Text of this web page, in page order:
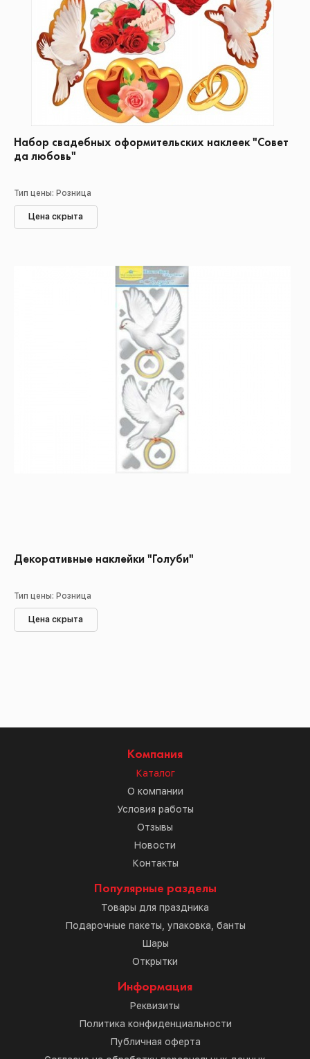
Набор свадебных оформительских наклеек "Совет
да любовь"
Тип цены: Розница
Цена скрыта
Декоративные наклейки "Голуби"
Тип цены: Розница
Цена скрыта
Компания
Каталог
О компании
Условия работы
Отзывы
Новости
Контакты
Популярные разделы
Товары для праздника
Подарочные пакеты, упаковка, банты
Шары
Открытки
Информация
Реквизиты
Политика конфиденциальности
Публичная оферта